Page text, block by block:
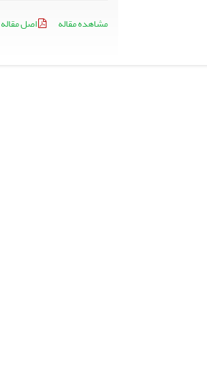
مشاهده مقاله
اصل مقاله